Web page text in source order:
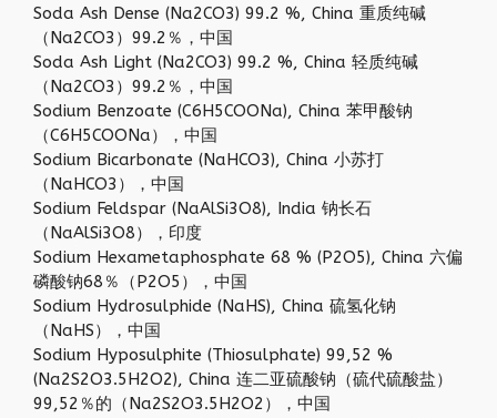
Soda Ash Dense (Na2CO3) 99.2 %, China 重质纯碱
（Na2CO3）99.2％，中国
Soda Ash Light (Na2CO3) 99.2 %, China 轻质纯碱
（Na2CO3）99.2％，中国
Sodium Benzoate (C6H5COONa), China 苯甲酸钠
（C6H5COONa），中国
Sodium Bicarbonate (NaHCO3), China 小苏打
（NaHCO3），中国
Sodium Feldspar (NaAlSi3O8), India 钠长石
（NaAlSi3O8），印度
Sodium Hexametaphosphate 68 % (P2O5), China 六偏
磷酸钠68％（P2O5），中国
Sodium Hydrosulphide (NaHS), China 硫氢化钠
（NaHS），中国
Sodium Hyposulphite (Thiosulphate) 99,52 %
(Na2S2O3.5H2O2), China 连二亚硫酸钠（硫代硫酸盐）
99,52％的（Na2S2O3.5H2O2），中国